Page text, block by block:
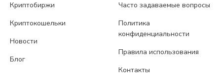
Криптобиржи
Криптокошельки
Новости
Блог
Часто задаваемые вопросы
Политика
конфиденциальности
Правила использования
Контакты